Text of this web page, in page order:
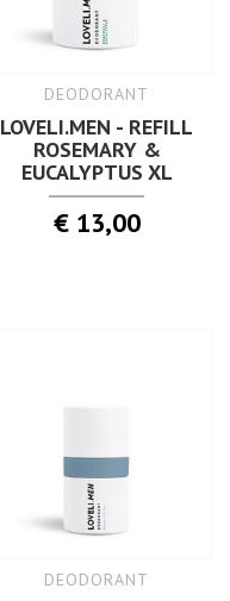
DEODORANT
LOVELI.MEN - REFILL
ROSEMARY &
EUCALYPTUS XL
€ 13,00
DEODORANT